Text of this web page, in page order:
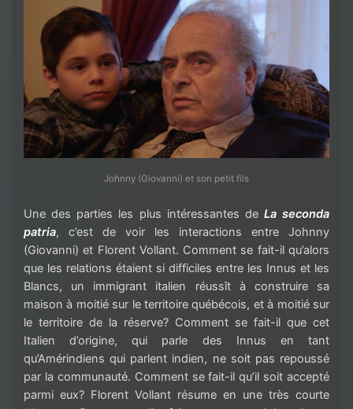
Johnny (Giovanni) et son petit fils
Une des parties les plus intéressantes de La seconda
patria, c’est de voir les interactions entre Johnny
(Giovanni) et Florent Vollant. Comment se fait-il qu’alors
que les relations étaient si difficiles entre les Innus et les
Blancs, un immigrant italien réussît à construire sa
maison à moitié sur le territoire québécois, et à moitié sur
le territoire de la réserve? Comment se fait-il que cet
Italien d’origine, qui parle des Innus en tant
qu’Amérindiens qui parlent indien, ne soit pas repoussé
par la communauté. Comment se fait-il qu’il soit accepté
parmi eux? Florent Vollant résume en une très courte